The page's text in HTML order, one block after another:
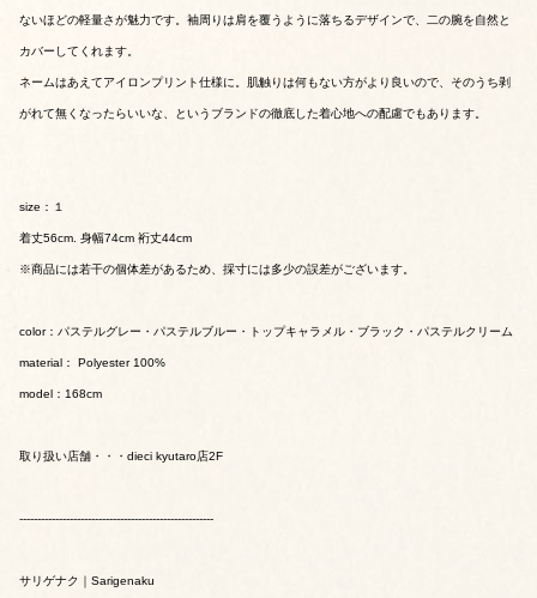
ないほどの軽量さが魅力です。袖周りは肩を覆うように落ちるデザインで、二の腕を自然と
カバーしてくれます。
ネームはあえてアイロンプリント仕様に。肌触りは何もない方がより良いので、そのうち剥
がれて無くなったらいいな、というブランドの徹底した着心地への配慮でもあります。
size：１
着丈56cm. 身幅74cm 裄丈44cm
※商品には若干の個体差があるため、採寸には多少の誤差がございます。
color：パステルグレー・パステルブルー・トップキャラメル・ブラック・パステルクリーム
material： Polyester 100%
model：168cm
取り扱い店舗・・・dieci kyutaro店2F
------------------------------------------------------
サリゲナク｜Sarigenaku